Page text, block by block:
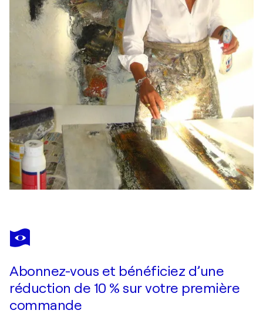
Abonnez-vous et bénéficiez d’une
réduction de 10 % sur votre première
commande